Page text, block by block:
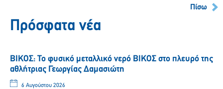
Πίσω
Πρόσφατα νέα
ΒΙΚΟΣ: Το φυσικό μεταλλικό νερό ΒΙΚΟΣ στο πλευρό της
αθλήτριας Γεωργίας Δαμασιώτη
6 Αυγούστου 2026